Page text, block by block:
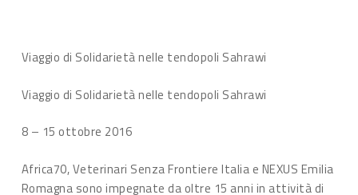
Viaggio di Solidarietà nelle tendopoli Sahrawi
Viaggio di Solidarietà nelle tendopoli Sahrawi
8 – 15 ottobre 2016
Africa70, Veterinari Senza Frontiere Italia e NEXUS Emilia
Romagna sono impegnate da oltre 15 anni in attività di